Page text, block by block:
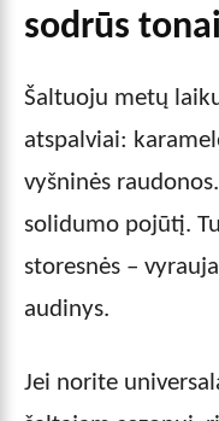
sodrūs tonai
Šaltuoju metų
atspalviai:
vyšninės
solidumo pojūtį.
storesnės –
audinys.
Jei norite